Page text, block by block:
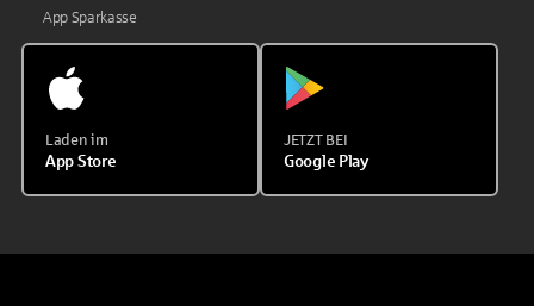
App Sparkasse
Laden im
App Store
JETZT BEI
Google Play